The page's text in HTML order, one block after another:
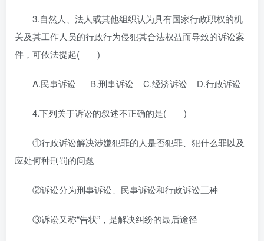
3.自然人、法人或其他组织认为具有国家行政职权的机
关及其工作人员的行政行为侵犯其合法权益而导致的诉讼案
件，可依法提起( )
A.民事诉讼 B.刑事诉讼 C.经济诉讼 D.行政诉讼
4.下列关于诉讼的叙述不正确的是( )
①行政诉讼解决涉嫌犯罪的人是否犯罪、犯什么罪以及
应处何种刑罚的问题
②诉讼分为刑事诉讼、民事诉讼和行政诉讼三种
③诉讼又称“告状”，是解决纠纷的最后途径